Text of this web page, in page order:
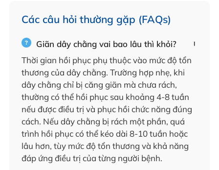
Các câu hỏi thường gặp (FAQs)
Giãn dây chằng vai bao lâu thì khỏi?
Thời gian hồi phục phụ thuộc vào mức độ tổn
thương của dây chằng. Trường hợp nhẹ, khi
dây chằng chỉ bị căng giãn mà chưa rách,
thường có thể hồi phục sau khoảng 4-8 tuần
nếu được điều trị và phục hồi chức năng đúng
cách. Nếu dây chằng bị rách một phần, quá
trình hồi phục có thể kéo dài 8-10 tuần hoặc
lâu hơn, tùy mức độ tổn thương và khả năng
đáp ứng điều trị của từng người bệnh.